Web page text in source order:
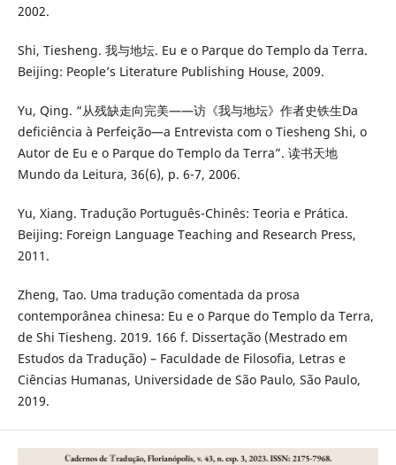
2002.
Shi, Tiesheng. 我与地坛. Eu e o Parque do Templo da Terra.
Beijing: People’s Literature Publishing House, 2009.
Yu, Qing. “从残缺走向完美——访《我与地坛》作者史铁生Da
deficiência à Perfeição—a Entrevista com o Tiesheng Shi, o
Autor de Eu e o Parque do Templo da Terra”. 读书天地
Mundo da Leitura, 36(6), p. 6-7, 2006.
Yu, Xiang. Tradução Português-Chinês: Teoria e Prática.
Beijing: Foreign Language Teaching and Research Press,
2011.
Zheng, Tao. Uma tradução comentada da prosa
contemporânea chinesa: Eu e o Parque do Templo da Terra,
de Shi Tiesheng. 2019. 166 f. Dissertação (Mestrado em
Estudos da Tradução) – Faculdade de Filosofia, Letras e
Ciências Humanas, Universidade de São Paulo, São Paulo,
2019.